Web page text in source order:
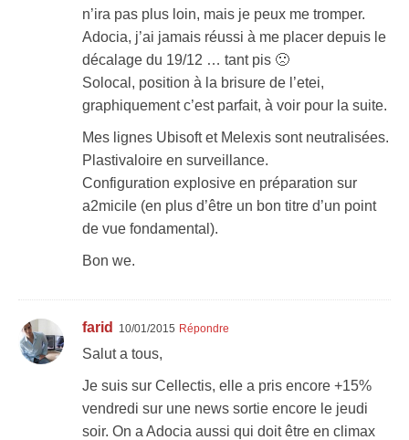
n’ira pas plus loin, mais je peux me tromper.
Adocia, j’ai jamais réussi à me placer depuis le
décalage du 19/12 … tant pis 🙁
Solocal, position à la brisure de l’etei,
graphiquement c’est parfait, à voir pour la suite.
Mes lignes Ubisoft et Melexis sont neutralisées.
Plastivaloire en surveillance.
Configuration explosive en préparation sur
a2micile (en plus d’être un bon titre d’un point
de vue fondamental).
Bon we.
farid 10/01/2015 Répondre
Salut a tous,
Je suis sur Cellectis, elle a pris encore +15%
vendredi sur une news sortie encore le jeudi
soir. On a Adocia aussi qui doit être en climax